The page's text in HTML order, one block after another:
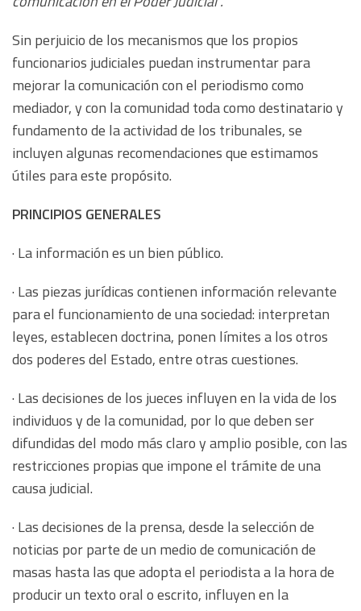
Sin perjuicio de los mecanismos que los propios
funcionarios judiciales puedan instrumentar para
mejorar la comunicación con el periodismo como
mediador, y con la comunidad toda como destinatario y
fundamento de la actividad de los tribunales, se
incluyen algunas recomendaciones que estimamos
útiles para este propósito.
PRINCIPIOS GENERALES
· La información es un bien público.
· Las piezas jurídicas contienen información relevante
para el funcionamiento de una sociedad: interpretan
leyes, establecen doctrina, ponen límites a los otros
dos poderes del Estado, entre otras cuestiones.
· Las decisiones de los jueces influyen en la vida de los
individuos y de la comunidad, por lo que deben ser
difundidas del modo más claro y amplio posible, con las
restricciones propias que impone el trámite de una
causa judicial.
· Las decisiones de la prensa, desde la selección de
noticias por parte de un medio de comunicación de
masas hasta las que adopta el periodista a la hora de
producir un texto oral o escrito, influyen en la